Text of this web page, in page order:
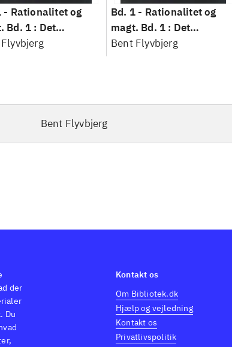
- Rationalitet og
Bd. 1 : Det
videnskab
Bd. 1 - Rationalitet og
magt. Bd. 1 : Det
konkretes videnskab
Bent Flyvbjerg
Bent Flyvbjerg
der
Du
Kontakt os
Om Bibliotek.dk
Hjælp og vejledning
Kontakt os
Privatlivspolitik